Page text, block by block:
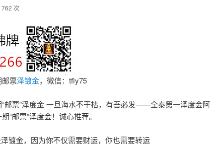
762 次
邮票泽镀金，微信：tfly75
“邮票”泽度金 一旦海水不干枯，有吾必发——全泰第一泽度金阿
“邮票”泽度金！诚心推荐。
镀金，因为你不仅需要财运，你也需要转运